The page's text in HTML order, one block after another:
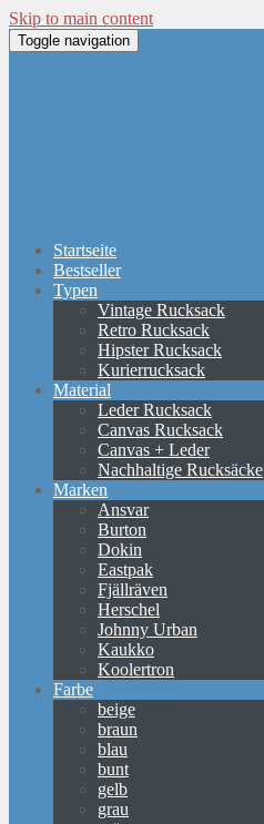
Skip to main content
Toggle navigation
Startseite
Bestseller
Typen
Vintage Rucksack
Retro Rucksack
Hipster Rucksack
Kurierrucksack
Material
Leder Rucksack
Canvas Rucksack
Canvas + Leder
Nachhaltige Rucksäcke
Marken
Ansvar
Burton
Dokin
Eastpak
Fjällräven
Herschel
Johnny Urban
Kaukko
Koolertron
Farbe
beige
braun
blau
bunt
gelb
grau